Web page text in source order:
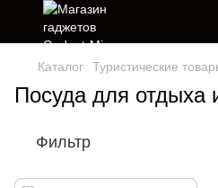
Каталог Туристические
Посуда для отдыха
Фильтр